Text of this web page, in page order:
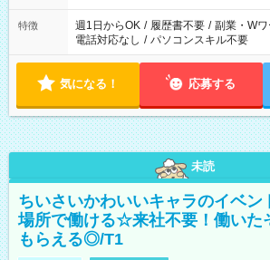
特徴 週1日からOK / 履歴書不要 / 副業・W
電話対応なし / パソコンスキル不要
気になる！ 応募する
未読
ちいさいかわいいキャラのイベン
場所で働ける☆来社不要！働いた
もらえる◎/T1